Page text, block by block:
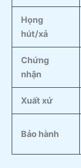
Họng
hút/xả
Chứng
nhận
Xuất xứ
Bảo hành